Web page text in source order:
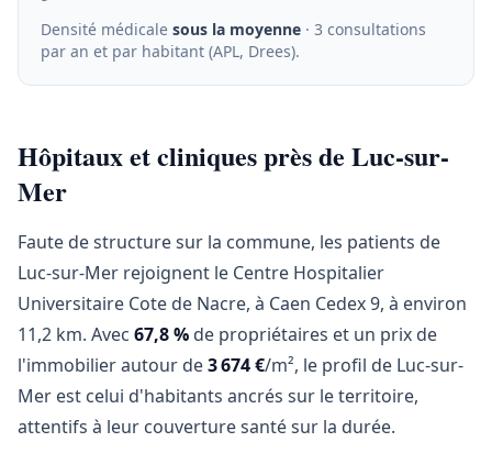
Densité médicale sous la moyenne · 3 consultations
par an et par habitant (APL, Drees).
Hôpitaux et cliniques près de Luc-sur-
Mer
Faute de structure sur la commune, les patients de
Luc-sur-Mer rejoignent le Centre Hospitalier
Universitaire Cote de Nacre, à Caen Cedex 9, à environ
11,2 km. Avec 67,8 % de propriétaires et un prix de
l'immobilier autour de3 674 €/m², le profil de Luc-sur-
Mer est celui d'habitants ancrés sur le territoire,
attentifs à leur couverture santé sur la durée.